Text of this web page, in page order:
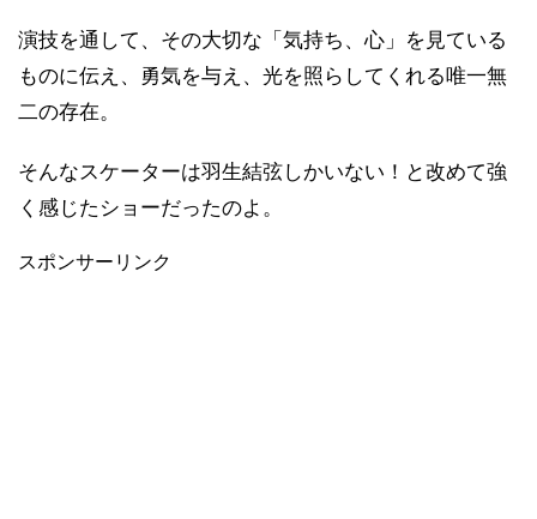
演技を通して、その大切な「気持ち、心」を見ている
ものに伝え、勇気を与え、光を照らしてくれる唯一無
二の存在。
そんなスケーターは羽生結弦しかいない！と改めて強
く感じたショーだったのよ。
スポンサーリンク